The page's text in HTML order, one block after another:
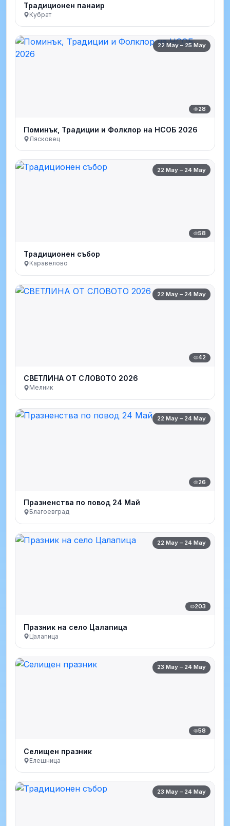
Традиционен панаир
Кубрат
22 May – 25 May
28
Поминък, Традиции и Фолклор на НСОБ 2026
Лясковец
22 May – 24 May
58
Традиционен събор
Каравелово
22 May – 24 May
42
СВЕТЛИНА ОТ СЛОВОТО 2026
Мелник
22 May – 24 May
26
Празненства по повод 24 Май
Благоевград
22 May – 24 May
203
Празник на село Цалапица
Цалапица
23 May – 24 May
58
Селищен празник
Елешница
23 May – 24 May